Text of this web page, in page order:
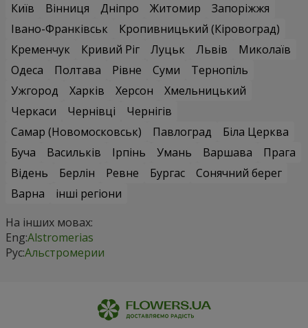
Київ
Вінниця Дніпро Житомир
Запоріжжя
Івано-Франківськ
Кропивницький (Кіровоград)
Кременчук
Кривий Ріг Луцьк Львів
Миколаїв
Одеса
Полтава Рівне Суми
Тернопіль
Ужгород
Харків Херсон
Хмельницький
Черкаси
Чернівці
Чернігів
Самар (Новомосковськ)
Павлоград
Біла Церква
Буча
Васильків Ірпінь Умань Варшава
Прага
Відень
Берлін Ревне Бургас
Сонячний берег
Варна
інші регіони
На інших мовах:
Eng:Alstromerias
Рус:Альстромерии